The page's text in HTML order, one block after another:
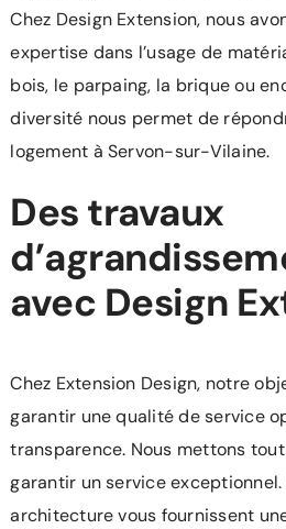
Chez Design Extension, nous
expertise dans l’usage de
bois, le parpaing, la brique ou
diversité nous permet de
logement à Servon-sur-Vilaine.
Des travaux
avec Design
Chez Extension Design, notre
garantir une qualité de service
transparence. Nous mettons
garantir un service
architecture vous fournissent